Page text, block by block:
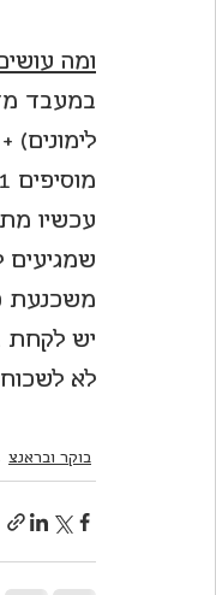
ומה
לימונים) + 2 חופנים של ירק קצוץ גס עד למרקם אחיד ככל הניתן.
מוסיפים 1 כוס טחינה + 1/2 כפית מלח ומעבדים. תתקבל משחה סמיכה מאוד.
שמגיעים
משכנעת
יש לקחת
לא
בוקר ובראנצ